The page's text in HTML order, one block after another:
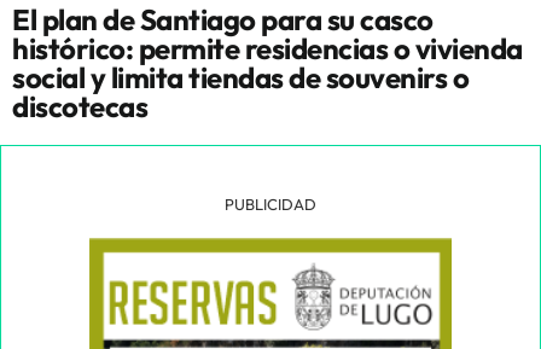
El plan de Santiago para su casco
histórico: permite residencias o vivienda
social y limita tiendas de souvenirs o
discotecas
PUBLICIDAD